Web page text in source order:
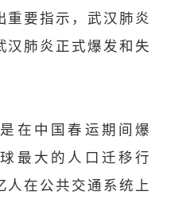
重要指示，武汉肺炎
汉肺炎正式爆发和失
在中国春运期间爆
最大的人口迁移行
人在公共交通系统上